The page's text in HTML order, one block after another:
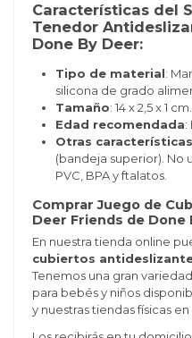
Características del
Tenedor
Done By Deer:
Tipo de material:
silicona de grado
Tamaño: 14 x 2,5 x 1 cm.
Edad recomendada:
Otras características
(bandeja superior). No
PVC, BPA y ftalatos.
Comprar Juego de
Deer Friends de Done
En nuestra tienda online
cubiertos
Tenemos una gran
para bebés y niños
y nuestras tiendas físicas